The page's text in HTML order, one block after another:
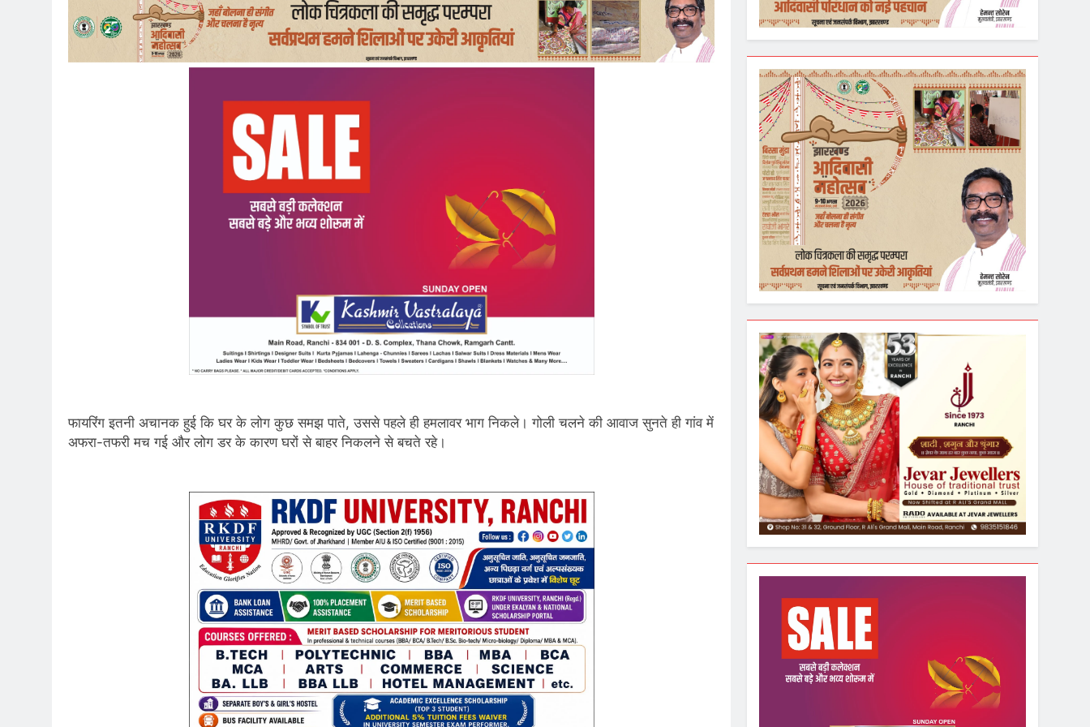
फायरिंग इतनी अचानक हुई कि घर के लोग कुछ समझ पाते, उससे पहले ही हमलावर भाग निकले। गोली चलने की आवाज सुनते ही गांव में
अफरा-तफरी मच गई और लोग डर के कारण घरों से बाहर निकलने से बचते रहे।